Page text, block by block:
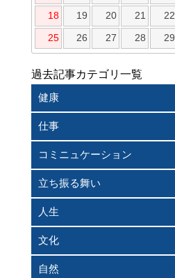
18 19 20 21 22
25 26 27 28 29
過去記事カテゴリ一覧
健康
仕事
コミニュケーション
立ち振る舞い
人生
文化
自然